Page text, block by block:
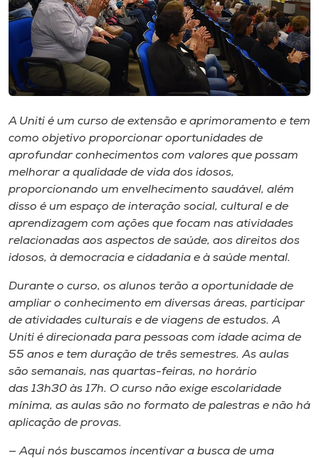
Rádio
Museu
Unoesc
Store
Selecione
A Uniti é um curso de extensão e aprimoramento e tem
como objetivo proporcionar oportunidades de
aprofundar conhecimentos com valores que possam
melhorar a qualidade de vida dos idosos,
proporcionando um envelhecimento saudável, além
disso é um espaço de interação social, cultural e de
aprendizagem com ações que focam nas atividades
relacionadas aos aspectos de saúde, aos direitos dos
idosos, à democracia e cidadania e à saúde mental.
Durante o curso, os alunos terão a oportunidade de
ampliar o conhecimento em diversas áreas, participar
de atividades culturais e de viagens de estudos. A
Uniti é direcionada para pessoas com idade acima de
55 anos e tem duração de três semestres. As aulas
são semanais, nas quartas-feiras, no horário
das 13h30 às 17h. O curso não exige escolaridade
mínima, as aulas são no formato de palestras e não há
aplicação de provas.
— Aqui nós buscamos incentivar a busca de uma